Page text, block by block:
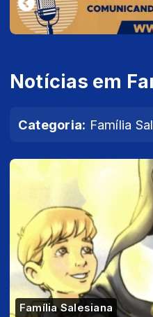
Notícias em
Categoria: Família
Família Salesiana